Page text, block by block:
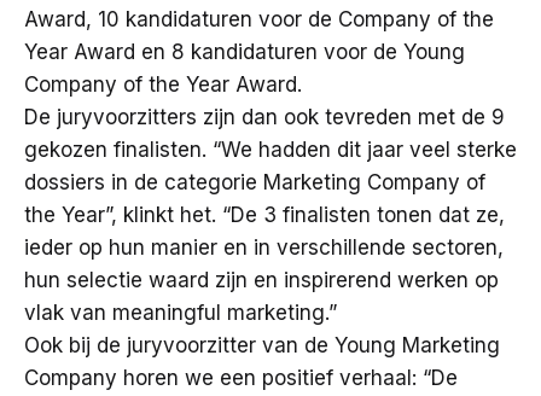
Award, 10 kandidaturen voor de Company of the
Year Award en 8 kandidaturen voor de Young
Company of the Year Award.
De juryvoorzitters zijn dan ook tevreden met de 9
gekozen finalisten. “We hadden dit jaar veel sterke
dossiers in de categorie Marketing Company of
the Year”, klinkt het. “De 3 finalisten tonen dat ze,
ieder op hun manier en in verschillende sectoren,
hun selectie waard zijn en inspirerend werken op
vlak van meaningful marketing.”
Ook bij de juryvoorzitter van de Young Marketing
Company horen we een positief verhaal: “De